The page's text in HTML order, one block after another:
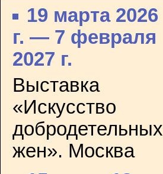
19 марта 2026
г. — 7 февраля
2027 г.
Выставка
«Искусство
добродетельных
жен». Москва